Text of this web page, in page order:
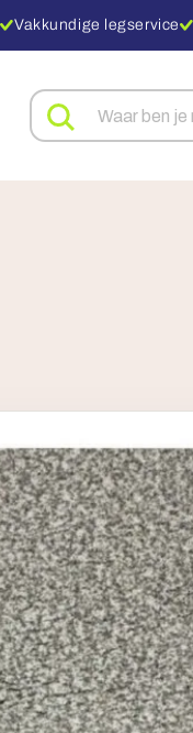
Vakkundige legservice
Zoeken
naar